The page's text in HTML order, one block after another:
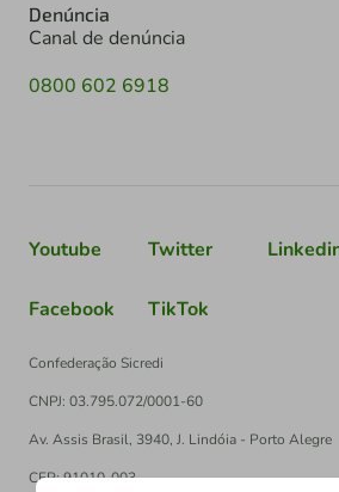
Denúncia
Canal de denúncia
0800 602 6918
Youtube Twitter
Facebook TikTok
Confederação Sicredi
CNPJ: 03.795.072/0001-60
Av. Assis Brasil, 3940, J. Lindóia - Porto Alegre
CEP: 91010-003